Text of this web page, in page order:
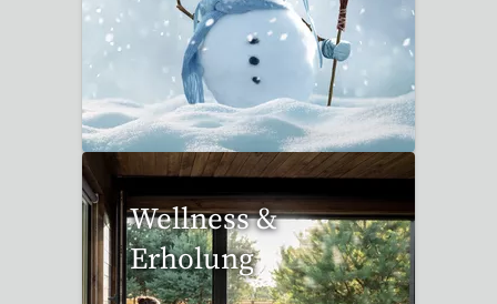
17 Reisen gefunden
Wellness &
Erholung